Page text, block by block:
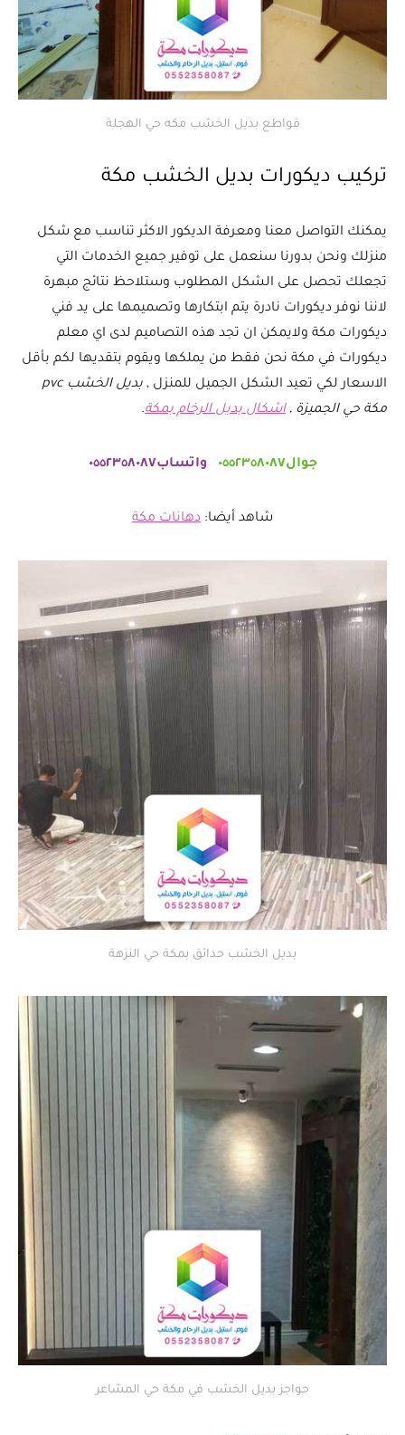
قواطع بديل الخشب مكه حي الهجلة
تركيب ديكورات بديل الخشب مكة
يمكنك التواصل معنا ومعرفة الديكور الاكثر تناسب مع شكل
منزلك ونحن بدورنا سنعمل على توفير جميع الخدمات التي
تجعلك تحصل على الشكل المطلوب وستلاحظ نتائج مبهرة
لاننا نوفر ديكورات نادرة يتم ابتكارها وتصميمها على يد فني
ديكورات مكة ولايمكن ان تجد هذه التصاميم لدى اي معلم
ديكورات في مكة نحن فقط من يملكها ويقوم بتقديها لكم بأقل
الاسعار لكي تعيد الشكل الجميل للمنزل ,
بديل الخشب pvc
مكة حي الجميزة ,اشكال بديل الرخام بمكة.
جوال٠٥٥٢٣٥٨٠٨٧ واتساب٠٥٥٢٣٥٨٠٨٧
شاهد أيضا: دهانات مكة
بديل الخشب حدائق بمكة حي النزهة
حواجز بديل الخشب في مكة حي المشاعر